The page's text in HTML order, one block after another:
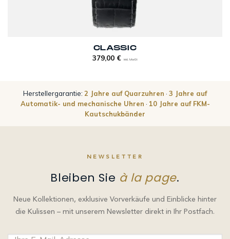
CLASSIC
379,00 € inkl. MwSt
Herstellergarantie: 2 Jahre auf Quarzuhren · 3 Jahre auf
Automatik- und mechanische Uhren · 10 Jahre auf FKM-
Kautschukbänder
NEWSLETTER
Bleiben Sie à la page.
Neue Kollektionen, exklusive Vorverkäufe und Einblicke hinter
die Kulissen – mit unserem Newsletter direkt in Ihr Postfach.